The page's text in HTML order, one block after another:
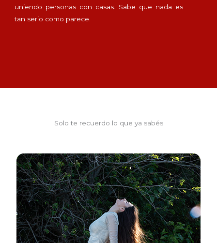
uniendo personas con casas. Sabe que nada es
tan serio como parece.
Solo te recuerdo lo que ya sabés